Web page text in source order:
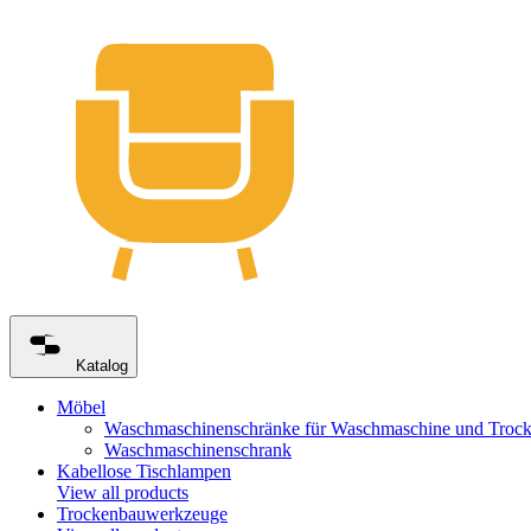
Katalog
Möbel
Waschmaschinenschränke für Waschmaschine und
Waschmaschinenschrank
Kabellose Tischlampen
View all products
Trockenbauwerkzeuge